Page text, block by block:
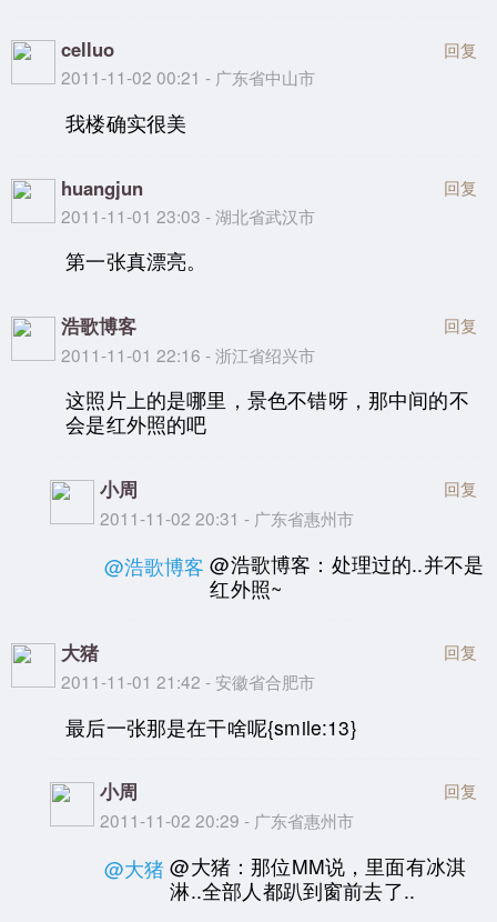
celluo
2011-11-02 00:21 - 广东省中山市
回复
我楼确实很美
huangjun
2011-11-01 23:03 - 湖北省武汉市
回复
第一张真漂亮。
浩歌博客
2011-11-01 22:16 - 浙江省绍兴市
回复
这照片上的是哪里，景色不错呀，那中间的不
会是红外照的吧
小周
2011-11-02 20:31 - 广东省惠州市
回复
@浩歌博客 @浩歌博客：处理过的..并不是
红外照~
大猪
2011-11-01 21:42 - 安徽省合肥市
回复
最后一张那是在干啥呢{smile:13}
小周
2011-11-02 20:29 - 广东省惠州市
回复
@大猪 @大猪：那位MM说，里面有冰淇
淋..全部人都趴到窗前去了..